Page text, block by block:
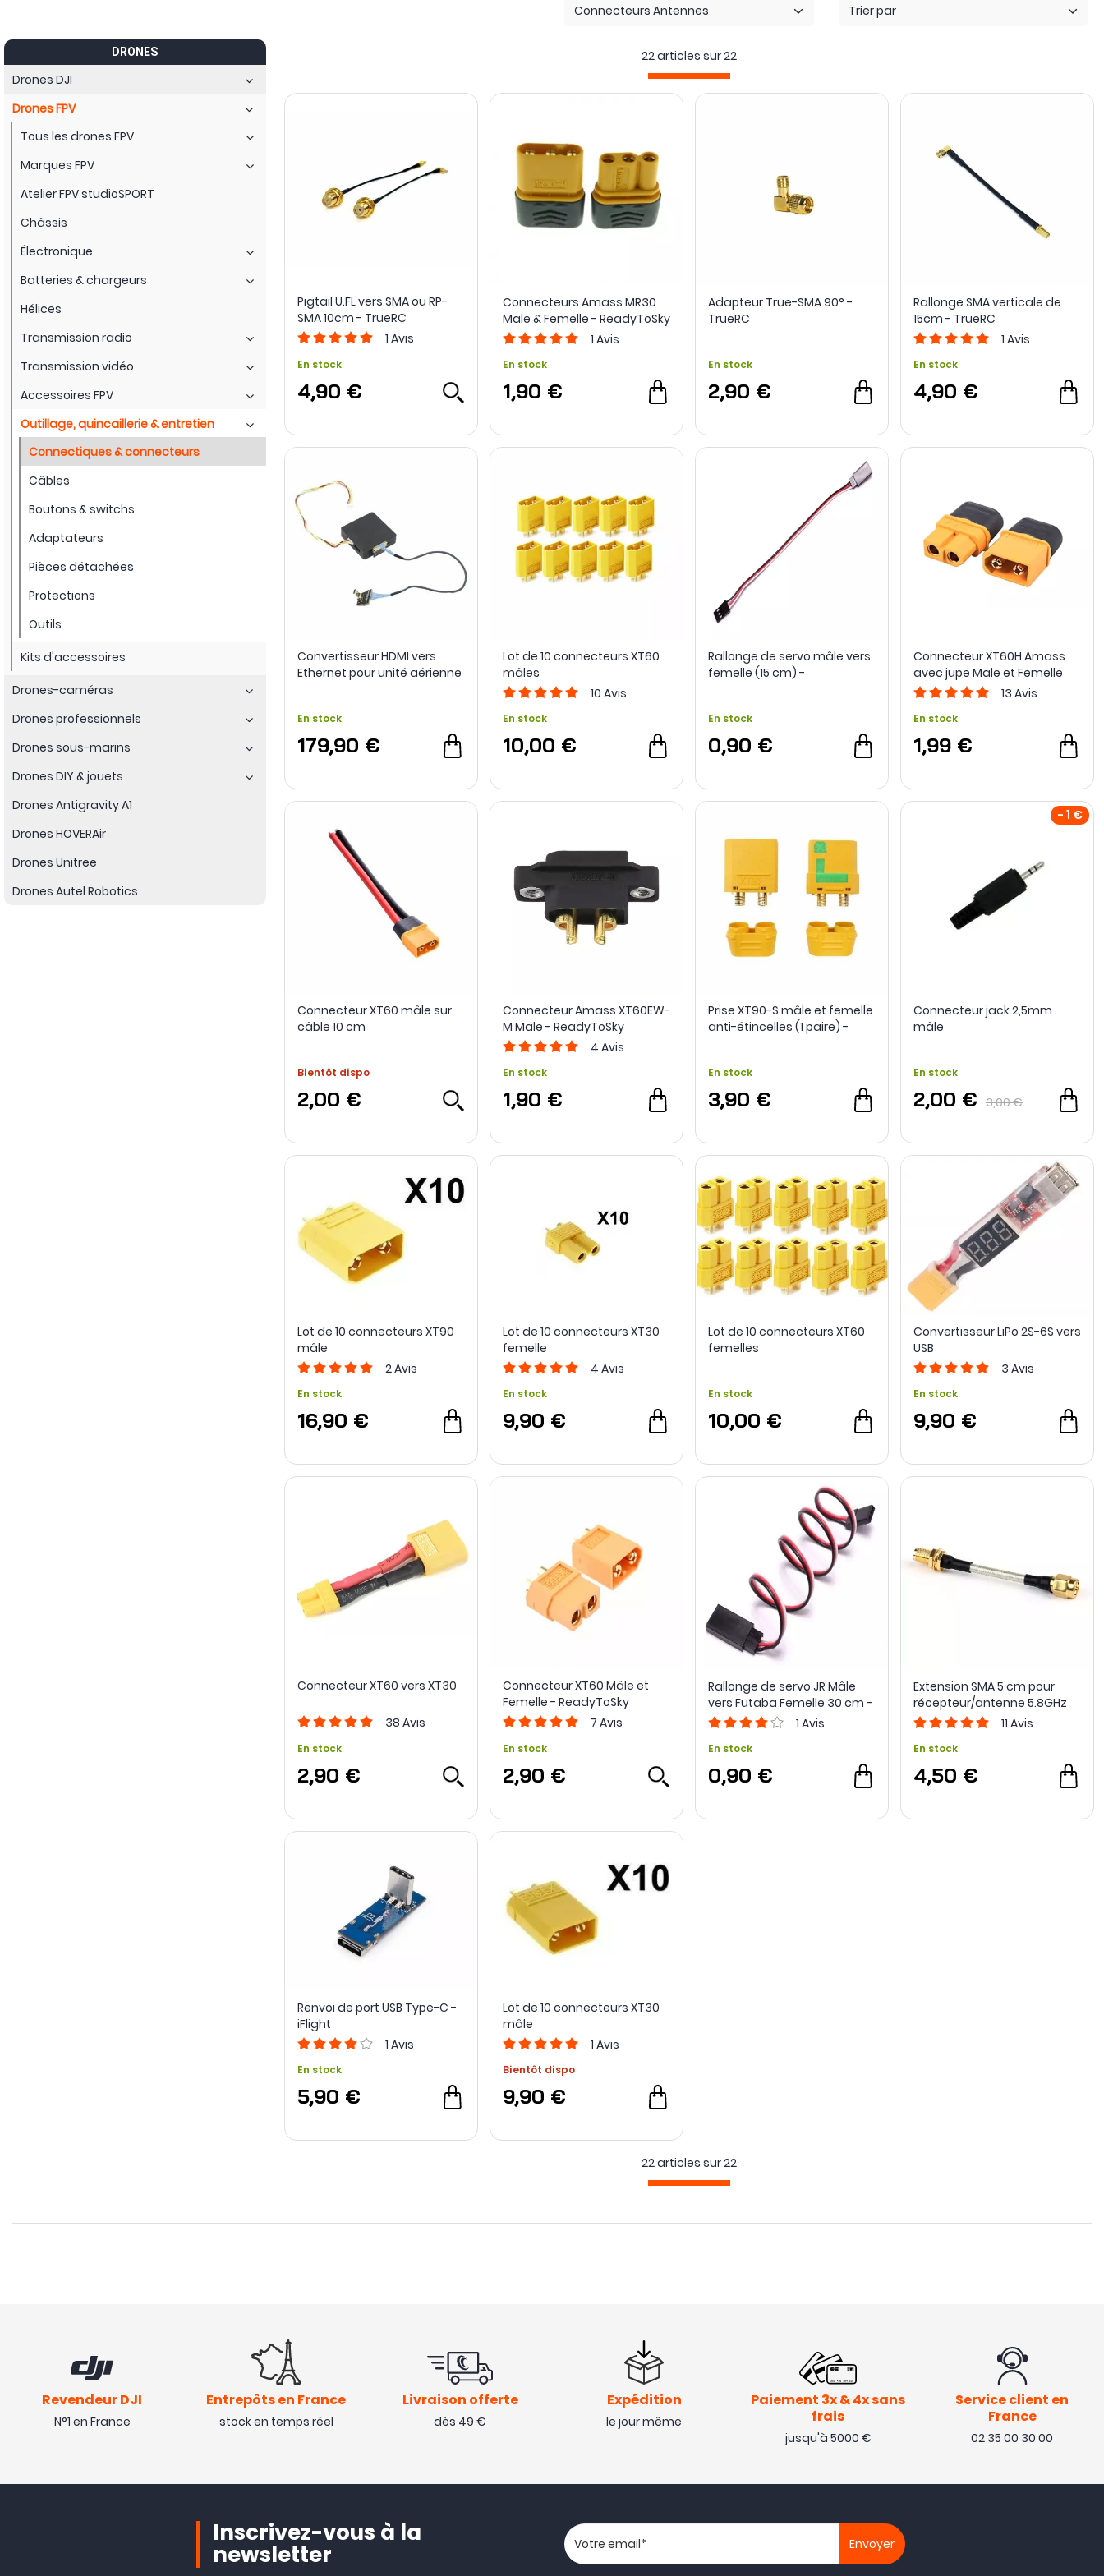
Enfin, rallonges, renvois et pigtails déplacent la connexion jusqu’à l’endroit où elle devient utile. Une rallonge prolonge le câblage d’un servo, un
antenne à son émetteur, tandis qu’un renvoi USB-C peut éviter de démonter la frame pour accéder au contrôleur de vol.
Connecteurs Antennes Trier par
DRONES
Drones DJI
Drones FPV
Tous les drones FPV
Marques FPV
Atelier FPV studioSPORT
Châssis
Électronique
Batteries & chargeurs
Hélices
Transmission radio
Transmission vidéo
Accessoires FPV
Outillage, quincaillerie & entretien
Connectiques & connecteurs
Câbles
Boutons & switchs
Adaptateurs
Pièces détachées
Protections
Outils
Kits d'accessoires
Drones-caméras
Drones professionnels
Drones sous-marins
Drones DIY & jouets
Drones Antigravity A1
Drones HOVERAir
Drones Unitree
Drones Autel Robotics
22 articles sur22
Pigtail U.FL vers SMA ou RP-
SMA 10cm - TrueRC
1 Avis
En stock
4,90 €
Connecteurs Amass MR30
Male & Femelle - ReadyToSky
1 Avis
En stock
1,90 €
Adapteur True-SMA 90° -
TrueRC
En stock
2,90 €
Rallonge SMA verticale de
15cm - TrueRC
1 Avis
En stock
4,90 €
Convertisseur HDMI vers
Ethernet pour unité aérienne
En stock
179,90 €
Lot de 10 connecteurs XT60
mâles
10 Avis
En stock
10,00 €
Rallonge de servo mâle vers
femelle (15 cm) -
En stock
0,90 €
Connecteur XT60H Amass
avec jupe Male et Femelle
13 Avis
En stock
1,99 €
Connecteur XT60 mâle sur
câble 10 cm
Bientôt dispo
2,00 €
Connecteur Amass XT60EW-
M Male - ReadyToSky
4 Avis
En stock
1,90 €
Prise XT90-S mâle et femelle
anti-étincelles (1 paire) -
En stock
3,90 €
- 1 €
Connecteur jack 2,5mm
mâle
En stock
2,00 € 3,00 €
Lot de 10 connecteurs XT90
mâle
2Avis
En stock
16,90 €
Lot de 10 connecteurs XT30
femelle
4 Avis
En stock
9,90 €
Lot de 10 connecteurs XT60
femelles
En stock
10,00 €
Convertisseur LiPo 2S-6S vers
USB
3 Avis
En stock
9,90 €
Connecteur XT60 vers XT30
38 Avis
En stock
2,90 €
Connecteur XT60 Mâle et
Femelle - ReadyToSky
7 Avis
En stock
2,90 €
Rallonge de servo JR Mâle
vers Futaba Femelle 30 cm -
ReadyToSky
1 Avis
En stock
0,90 €
Extension SMA 5 cm pour
récepteur/antenne 5.8GHz
11 Avis
En stock
4,50 €
Renvoi de port USB Type-C -
iFlight
1 Avis
En stock
5,90 €
Lot de 10 connecteurs XT30
mâle
1 Avis
Bientôt dispo
9,90 €
22 articles sur22
Revendeur DJI
N°1 en France
Entrepôts en France
stock en temps réel
Livraison offerte
dès 49 €
Expédition
le jour même
Paiement 3x & 4x sans
frais
jusqu'à 5000 €
Service client en
France
02 35 00 30 00
Inscrivez-vous à la
newsletter
Votre adresse email